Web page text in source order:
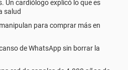
Un cardiólogo explicó lo que es
salud
para comprar más en
de WhatsApp sin borrar la